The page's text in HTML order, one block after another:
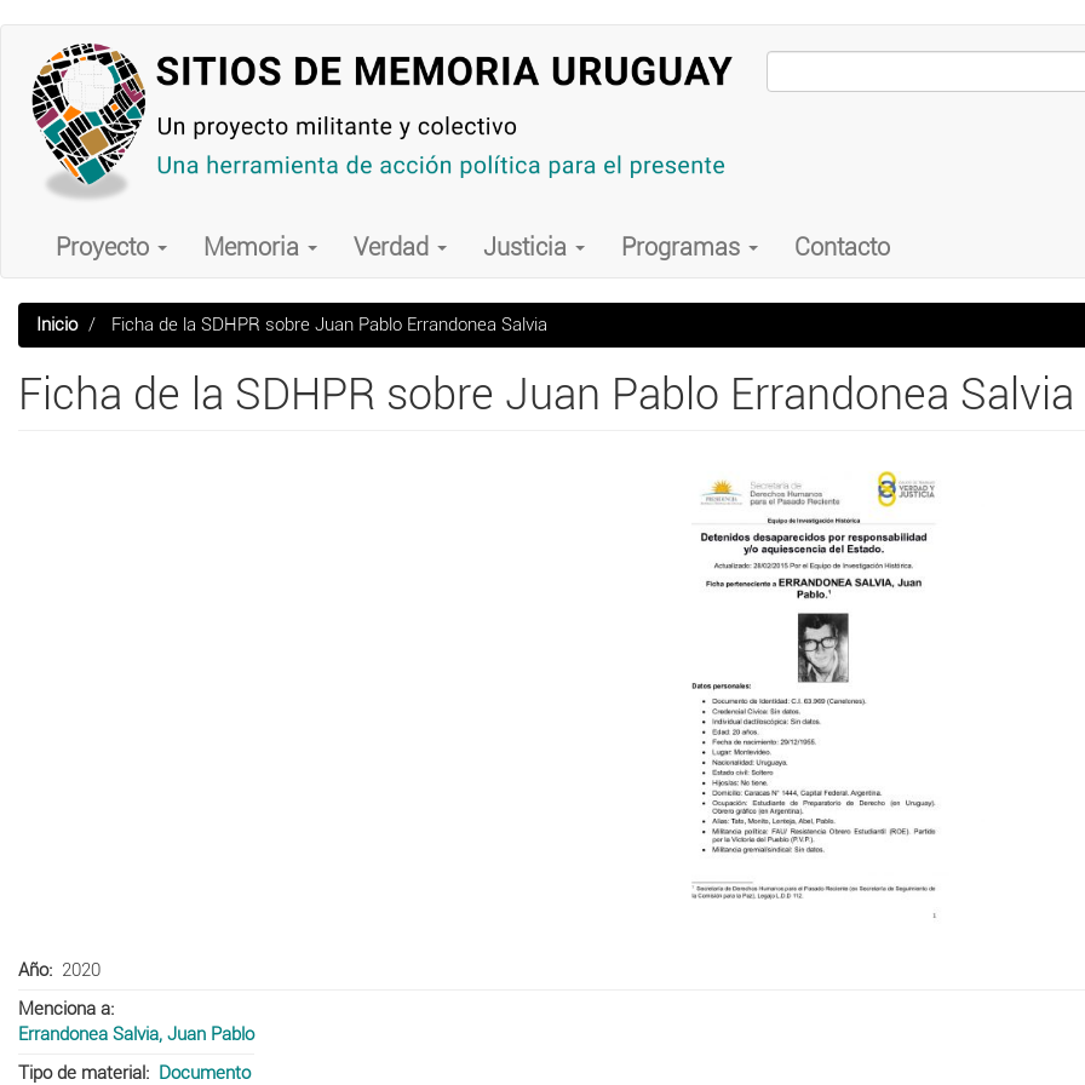
contenido
principal
Main
navigation
Proyecto Memoria Verdad Justicia Programas Contacto
Inicio Ficha de la SDHPR sobre Juan Pablo Errandonea Salvia
Ficha de la SDHPR sobre Juan Pablo Errandonea Salvia
Año
2020
Menciona a
Errandonea Salvia, Juan Pablo
Tipo de material
Documento